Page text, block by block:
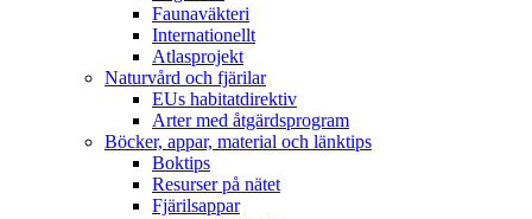
Faunaväkteri
Internationellt
Atlasprojekt
Naturvård och fjärilar
EUs habitatdirektiv
Arter med åtgärdsprogram
Böcker, appar, material och länktips
Boktips
Resurser på nätet
Fjärilsappar